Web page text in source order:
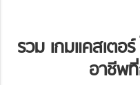
รวม เกมแคสเตอร์
อาชีพ